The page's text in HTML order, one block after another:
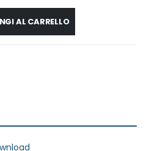
AL CARRELLO